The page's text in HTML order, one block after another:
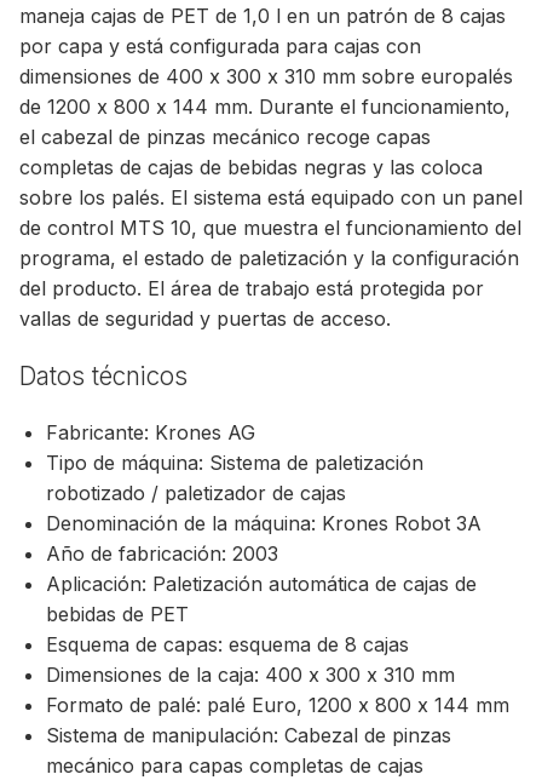
maneja cajas de PET de 1,0 l en un patrón de 8 cajas
por capa y está configurada para cajas con
dimensiones de 400 x 300 x 310 mm sobre europalés
de 1200 x 800 x 144 mm. Durante el funcionamiento,
el cabezal de pinzas mecánico recoge capas
completas de cajas de bebidas negras y las coloca
sobre los palés. El sistema está equipado con un panel
de control MTS 10, que muestra el funcionamiento del
programa, el estado de paletización y la configuración
del producto. El área de trabajo está protegida por
vallas de seguridad y puertas de acceso.
Datos técnicos
Fabricante: Krones AG
Tipo de máquina: Sistema de paletización
robotizado / paletizador de cajas
Denominación de la máquina: Krones Robot 3A
Año de fabricación: 2003
Aplicación: Paletización automática de cajas de
bebidas de PET
Esquema de capas: esquema de 8 cajas
Dimensiones de la caja: 400 x 300 x 310 mm
Formato de palé: palé Euro, 1200 x 800 x 144 mm
Sistema de manipulación: Cabezal de pinzas
mecánico para capas completas de cajas